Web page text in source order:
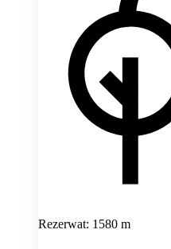
Rezerwat: 1580 m